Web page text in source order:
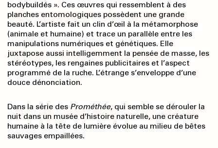
body­buildés ». Ces œuvres qui ressemblent à des
planches entomologiques possèdent une grande
beauté. L’artiste fait un clin d’œil à la métamorphose
(animale et humaine) et trace un parallèle entre les
manipulations numériques et génétiques. Elle
juxtapose aussi intelligemment la pensée de masse, les
stéréotypes, les rengaines publicitaires et l’aspect
programmé de la ruche. L’étrange s’enveloppe d’une
douce dénonciation.
Dans la série des Prométhée, qui semble se dérouler la
nuit dans un musée d’histoire naturelle, une créature
humaine à la tête de lumière évolue au milieu de bêtes
sauvages empaillées.